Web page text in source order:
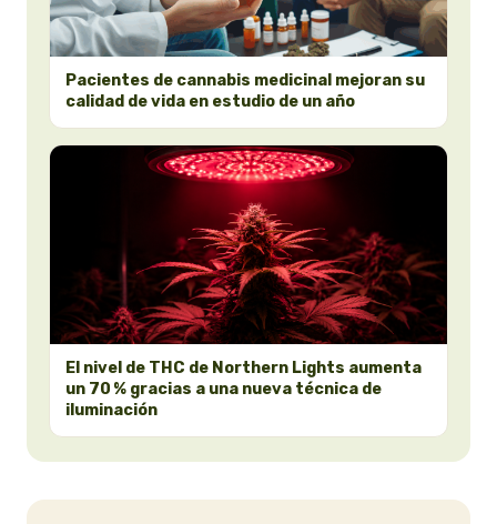
Pacientes de cannabis medicinal mejoran su
calidad de vida en estudio de un año
El nivel de THC de Northern Lights aumenta
un 70 % gracias a una nueva técnica de
iluminación